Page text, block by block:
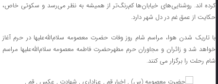
کرده اند. روشنایی‌های خیابان‌ها کم‌رنگ‌تر از همیشه به نظر می‌رسد و سکوتی خاص،
حکایت از عمق غم در دل شهر دارد.
با تاریک شدن هوا، مراسم شام روز وفات حضرت معصومه سلام‌الله‌علیها در حرم آغاز
خواهد شد و زائران و مجاوران حرم مطهرحضرت فاطمه معصومه سلام‌الله‌علیها مراسم
شام رحلت را برگزار می کنند.